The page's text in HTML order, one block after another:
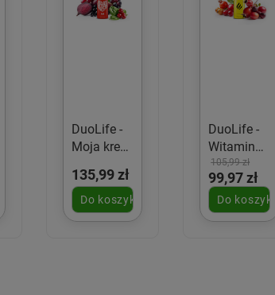
DuoLife -
Moja krew
750ml
135,99 zł
Do koszyka
DuoLife -
Witamina
C w płynie
- 750ml
105,99 zł
99,97 zł
Do koszyka